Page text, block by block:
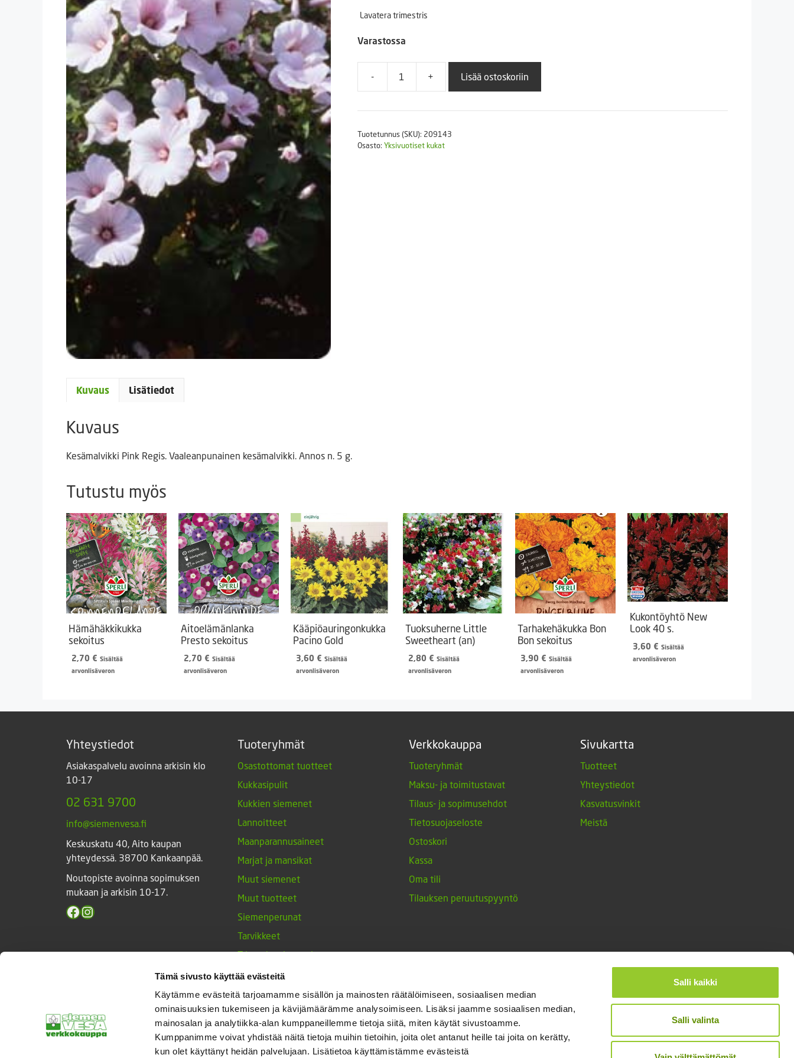
Tämä sivusto käyttää evästeitä
Käytämme evästeitä tarjoamamme sisällön ja mainosten räätälöimiseen, sosiaalisen median
ominaisuuksien tukemiseen ja kävijämäärämme analysoimiseen. Lisäksi jaamme sosiaalisen median,
mainosalan ja analytiikka-alan kumppaneillemme tietoja siitä, miten käytät sivustoamme.
Kumppanimme voivat yhdistää näitä tietoja muihin tietoihin, joita olet antanut heille tai joita on kerätty,
kun olet käyttänyt heidän palvelujaan. Lisätietoa käyttämistämme evästeistä
Salli kaikki
Salli valinta
Lavatera trimestris
Varastossa
-
Kesämalvikki
Regis
g.
+ Lisää ostoskoriin
Tuotetunnus (SKU): 209143
Osasto: Yksivuotiset kukat
Kuvaus Lisätiedot
Kuvaus
Kesämalvikki Pink Regis. Vaaleanpunainen kesämalvikki. Annos n. 5 g.
Tutustu myös
Hämähäkkikukka
sekoitus
2,70 € Sisältää
arvonlisäveron
Aitoelämänlanka
Presto sekoitus
2,70 € Sisältää
arvonlisäveron
Kääpiöauringonkukka
Pacino Gold
3,60 € Sisältää
arvonlisäveron
Tuoksuherne Little
Sweetheart (an)
2,80 € Sisältää
arvonlisäveron
Tarhakehäkukka Bon
Bon sekoitus
3,90 € Sisältää
arvonlisäveron
Kukontöyhtö New
Look 40 s.
3,60 € Sisältää
arvonlisäveron
Yhteystiedot
Asiakaspalvelu avoinna arkisin klo
10-17
02 631 9700
info@siemenvesa.fi
Keskuskatu 40, Aito kaupan
yhteydessä. 38700 Kankaanpää.
Noutopiste avoinna sopimuksen
mukaan ja arkisin 10-17.
Facebook
Instagram
Tuoteryhmät
Osastottomat tuotteet
Kukkasipulit
Kukkien siemenet
Lannoitteet
Maanparannusaineet
Marjat ja mansikat
Muut siemenet
Muut tuotteet
Siemenperunat
Tarvikkeet
Triumph-tulppaanit
Vihannesten siemenet
Yrtit ja maustekasvit
Verkkokauppa
Tuoteryhmät
Maksu- ja toimitustavat
Tilaus- ja sopimusehdot
Tietosuojaseloste
Ostoskori
Kassa
Oma tili
Tilauksen peruutuspyyntö
Sivukartta
Tuotteet
Yhteystiedot
Kasvatusvinkit
Meistä
Designed and Released by Rock My Business®
© Siemenvesa